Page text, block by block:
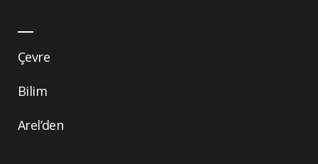
Çevre
Bilim
Arel’den